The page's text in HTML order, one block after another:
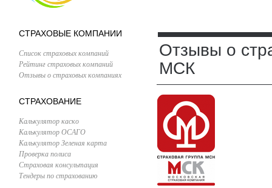
СТРАХОВЫЕ КОМПАНИИ
Список страховых компаний
Рейтинг страховых компаний
Отзывы о страховых компаниях
СТРАХОВАНИЕ
Калькулятор каско
Калькулятор ОСАГО
Калькулятор Зеленая карта
Проверка полиса
Страховая консультация
Тендеры по страхованию
Отзывы о
МСК